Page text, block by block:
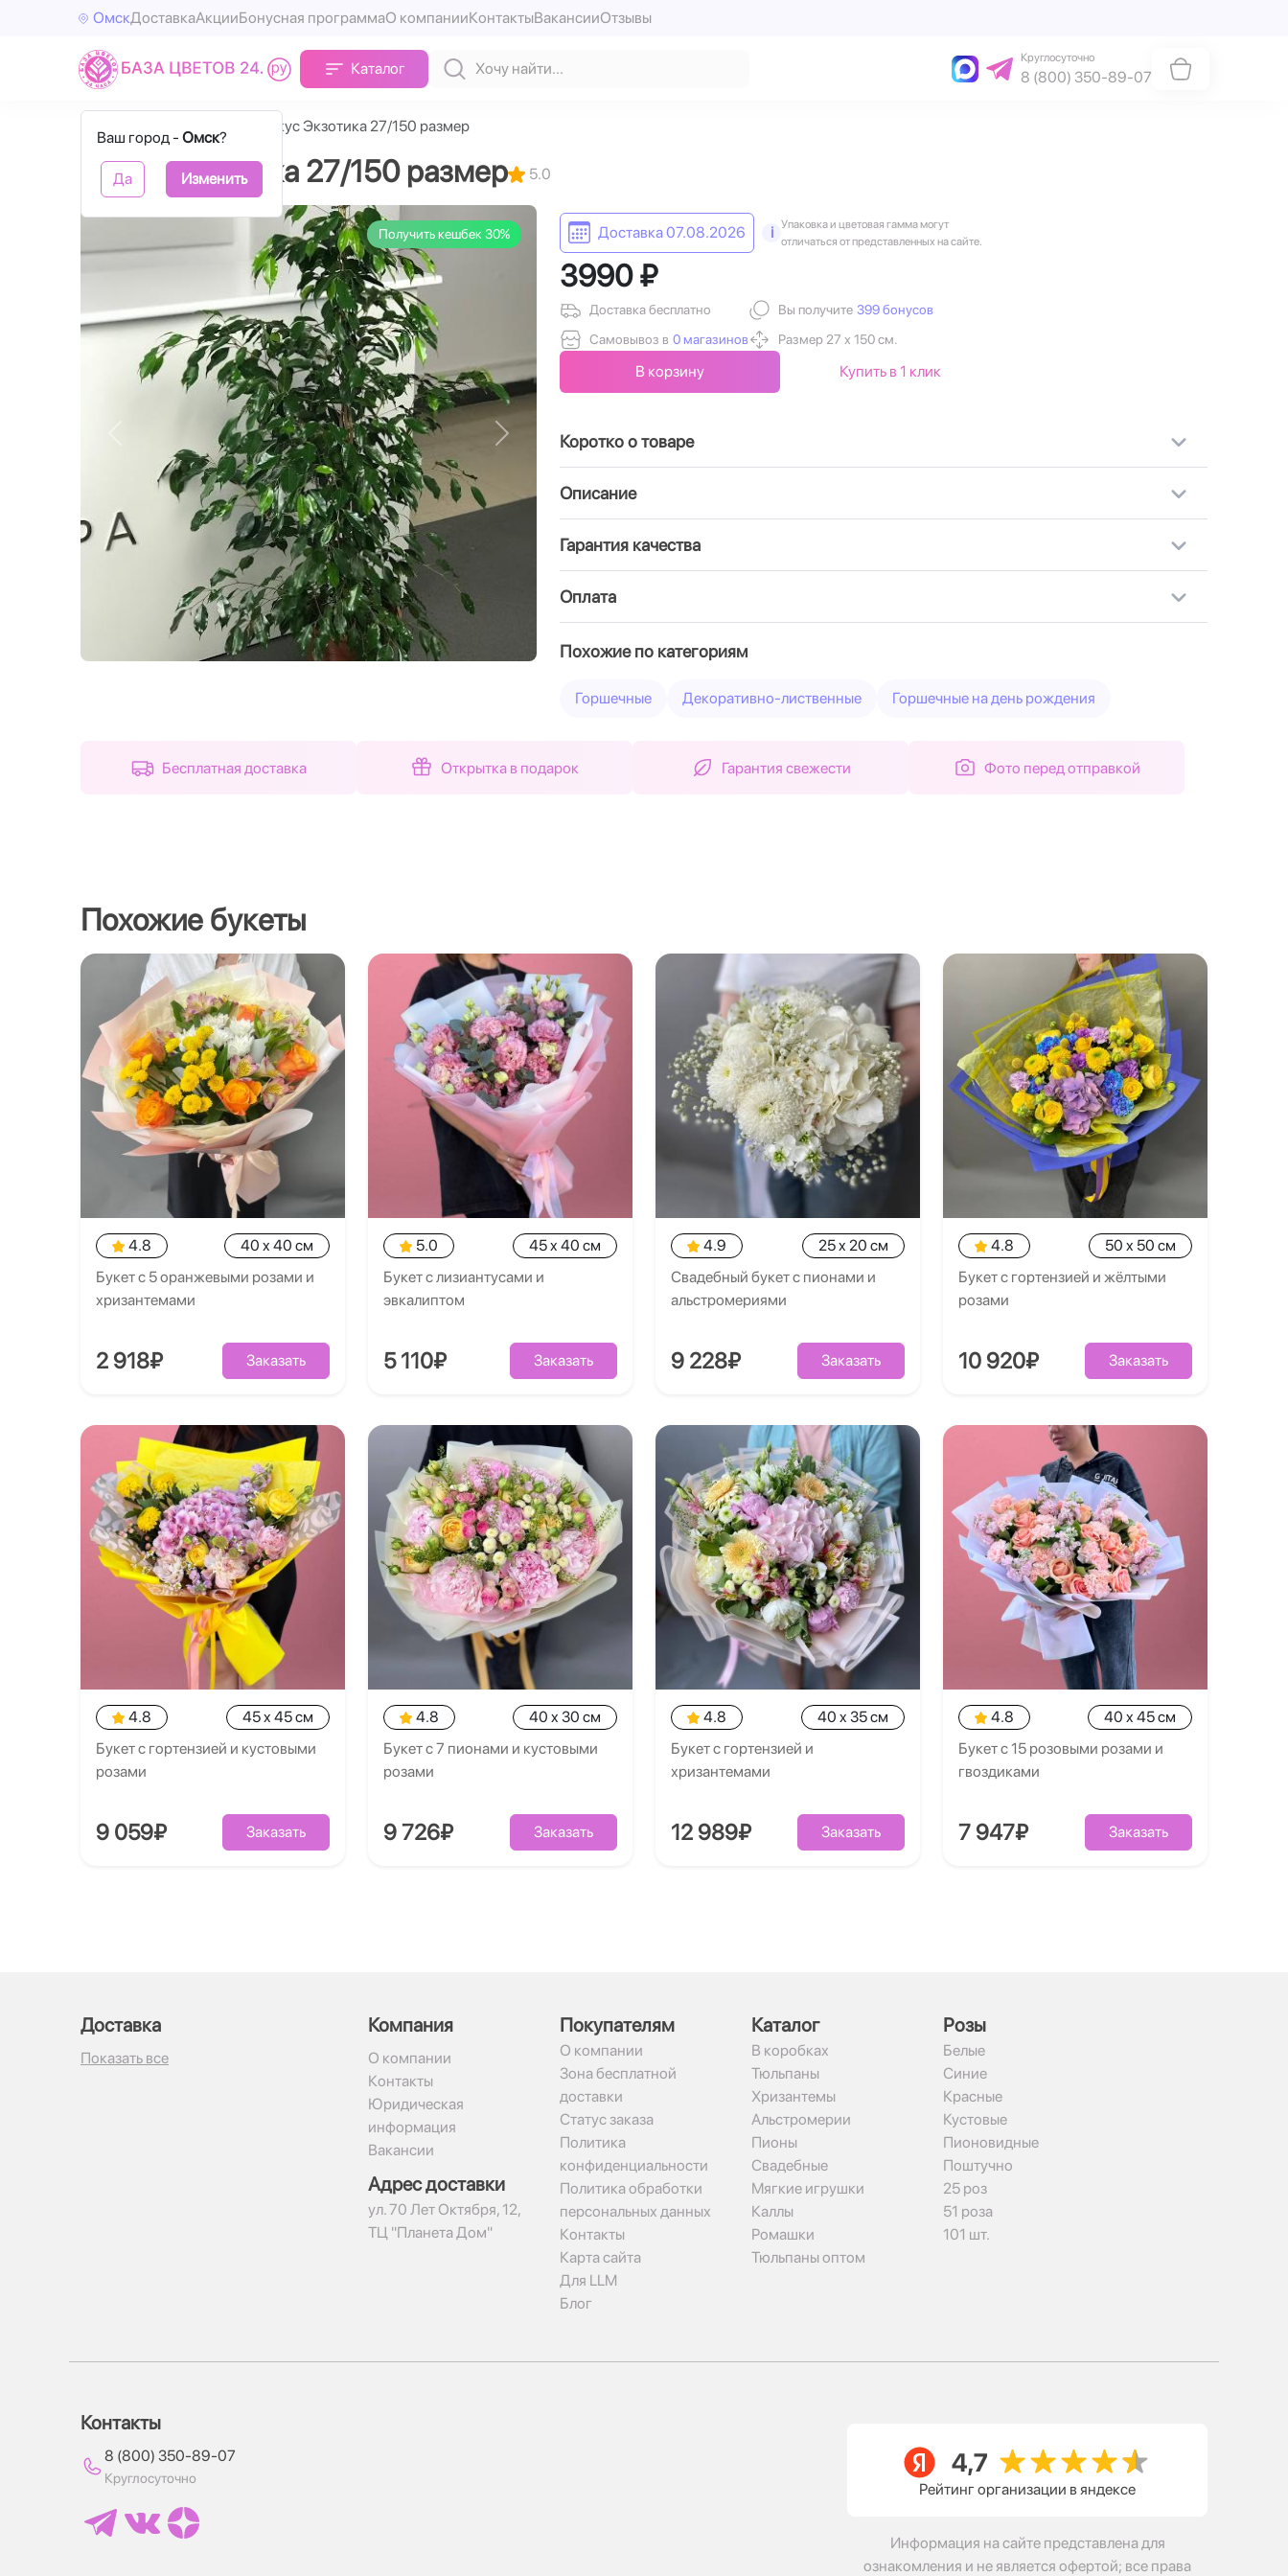
ОмскДоставкаАкцииБонусная программаО компанииКонтактыВакансииОтзывы
Каталог
Круглосуточно
8 (800) 350-89-07
Ваш город - Омск?
Да Изменить
Фикус Экзотика 27/150 размер
Фикус Экзотика 27/150 размер 5.0
Получить кешбек 30%
Вперед
Доставка 07.08.2026 i
Упаковка и цветовая гамма могут
отличаться от представленных на сайте.
3990 ₽
Доставка бесплатно
Самовывоз в 0 магазинов
Вы получите 399 бонусов
Размер 27 х 150 см.
В корзину Купить в 1 клик
Коротко о товаре
Описание
Гарантия качества
Оплата
Похожие по категориям
Горшечные Декоративно-лиственные Горшечные на день рождения
Бесплатная доставка Открытка в подарок Гарантия свежести Фото перед отправкой
Похожие букеты
4.8
40 x 40 см
Букет с 5 оранжевыми розами и
хризантемами
2 918₽ Заказать
5.0
45 x 40 см
Букет с лизиантусами и
эвкалиптом
5 110₽ Заказать
4.9
25 x 20 см
Свадебный букет с пионами и
альстромериями
9 228₽ Заказать
4.8
50 x 50 см
Букет с гортензией и жёлтыми
розами
10 920₽ Заказать
4.8
45 x 45 см
Букет с гортензией и кустовыми
розами
9 059₽ Заказать
4.8
40 x 30 см
Букет с 7 пионами и кустовыми
розами
9 726₽ Заказать
4.8
40 x 35 см
Букет с гортензией и
хризантемами
12 989₽ Заказать
4.8
40 x 45 см
Букет с 15 розовыми розами и
гвоздиками
7 947₽ Заказать
Доставка
Показать все
Компания
О компании
Контакты
Юридическая
информация
Вакансии
Адрес доставки
ул. 70 Лет Октября, 12,
ТЦ "Планета Дом"
Покупателям
О компании
Зона бесплатной
доставки
Статус заказа
Политика
конфиденциальности
Политика обработки
персональных данных
Контакты
Карта сайта
Для LLM
Блог
Каталог
В коробках
Тюльпаны
Хризантемы
Альстромерии
Пионы
Свадебные
Мягкие игрушки
Каллы
Ромашки
Тюльпаны оптом
Рoзы
Белые
Синие
Красные
Кустовые
Пионовидные
Поштучно
25 роз
51 роза
101 шт.
Контакты
8 (800) 350-89-07
Круглосуточно
Рейтинг организации в яндексе
Информация на сайте представлена для
ознакомления и не является офертой; все права